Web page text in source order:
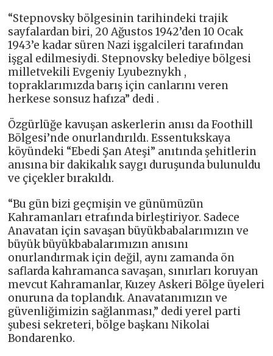
“Stepnovsky bölgesinin tarihindeki trajik
sayfalardan biri, 20 Ağustos 1942’den 10 Ocak
1943’e kadar süren Nazi işgalcileri tarafından
işgal edilmesiydi. Stepnovsky belediye bölgesi
milletvekili Evgeniy Lyubeznykh ,
topraklarımızda barış için canlarını veren
herkese sonsuz hafıza” dedi .
Özgürlüğe kavuşan askerlerin anısı da Foothill
Bölgesi’nde onurlandırıldı. Essentukskaya
köyündeki “Ebedi Şan Ateşi” anıtında şehitlerin
anısına bir dakikalık saygı duruşunda bulunuldu
ve çiçekler bırakıldı.
“Bu gün bizi geçmişin ve günümüzün
Kahramanları etrafında birleştiriyor. Sadece
Anavatan için savaşan büyükbabalarımızın ve
büyük büyükbabalarımızın anısını
onurlandırmak için değil, aynı zamanda ön
saflarda kahramanca savaşan, sınırları koruyan
mevcut Kahramanlar, Kuzey Askeri Bölge üyeleri
onuruna da toplandık. Anavatanımızın ve
güvenliğimizin sağlanması,” dedi yerel parti
şubesi sekreteri, bölge başkanı Nikolai
Bondarenko.